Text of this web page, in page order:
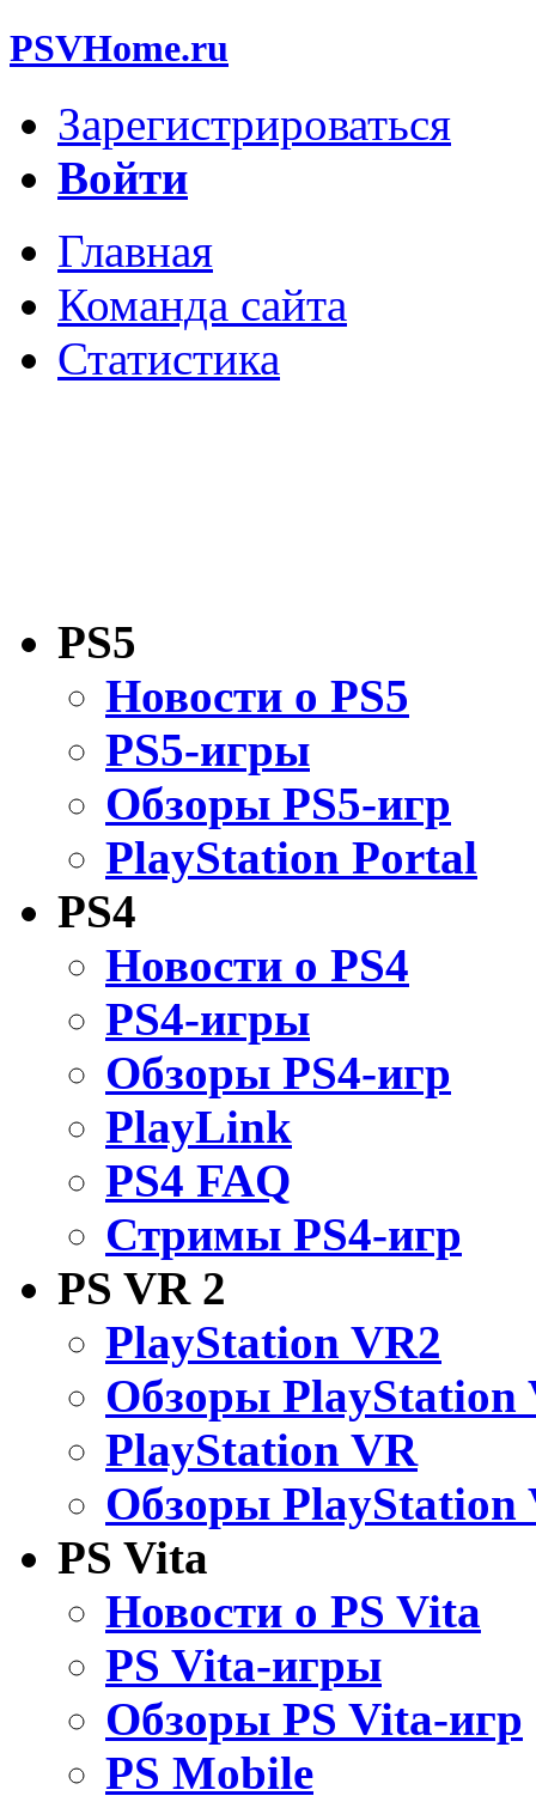
PSVHome.ru
Зарегистрироваться
Войти
Главная
Команда сайта
Статистика
PS5
Новости о PS5
PS5-игры
Обзоры PS5-игр
PlayStation Portal
PS4
Новости о PS4
PS4-игры
Обзоры PS4-игр
PlayLink
PS4 FAQ
Стримы PS4-игр
PS VR 2
PlayStation VR2
Обзоры PlayStation
PlayStation VR
Обзоры PlayStation
PS Vita
Новости о PS Vita
PS Vita-игры
Обзоры PS Vita-игр
PS Mobile